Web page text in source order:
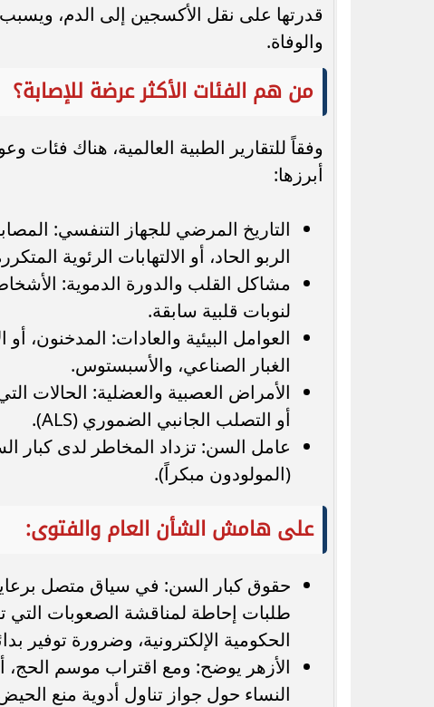
قدرتها على نقل الأكسجين إلى الدم،
والوفاة.
من هم الفئات الأكثر عرضة للإصابة؟
وفقاً للتقارير الطبية العالمية، هناك
أبرزها:
الربو الحاد، أو الالتهابات الرئوية
مشاكل القلب والدورة الدموية:
لنوبات قلبية سابقة.
العوامل البيئية والعادات: المدخنون،
الغبار الصناعي، والأسبستوس.
الأمراض العصبية والعضلية: الحالات
أو التصلب الجانبي الضموري (ALS).
(المولودون مبكراً).
على هامش الشأن العام والفتوى:
حقوق كبار السن: في سياق متصل
طلبات إحاطة لمناقشة الصعوبات التي
الحكومية الإلكترونية، وضرورة توفير
الأزهر يوضح: ومع اقتراب موسم الحج،
النساء حول جواز تناول أدوية منع